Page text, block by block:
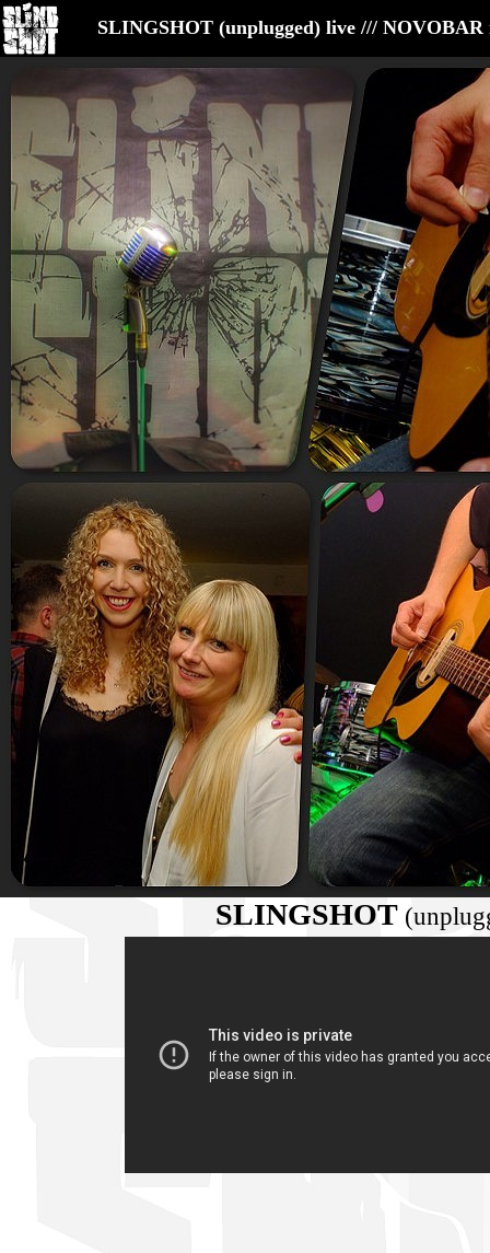
SLINGSHOT (unplugged) live ///
SLINGSHOT